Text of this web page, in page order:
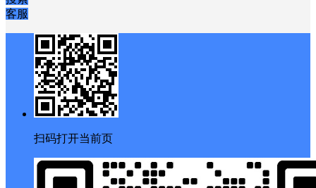
客服
扫码打开当前页